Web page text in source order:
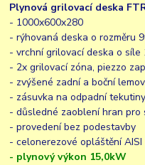
Plynová grilovací deska
- 1000x600x280
- rýhovaná deska o rozměru
- vrchní grilovací deska o síle
- 2x grilovací zóna, piezzo
- zvýšené zadní a boční
- zásuvka na odpadní tekutiny
- důsledné zaoblení hran pro
- provedení bez podestavby
- celonerezové opláštění AISI
- plynový výkon 15,0kW